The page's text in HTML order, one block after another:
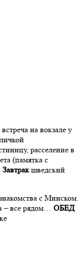
на вокзале у
расселение в
(памятка с
Завтракшведский
с Минском.
– все рядом… ОБЕД